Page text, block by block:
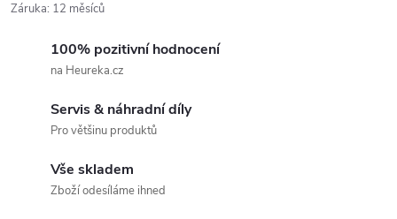
Záruka: 12 měsíců
100% pozitivní hodnocení
na Heureka.cz
Servis & náhradní díly
Pro většinu produktů
Vše skladem
Zboží odesíláme ihned